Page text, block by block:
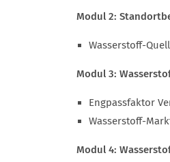
Modul 2:
Wasserstoff-
Modul 3:
Engpassfaktor
Wasserstoff-
Modul 4: